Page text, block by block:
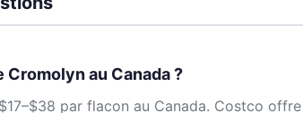
au Canada ?
par flacon au Canada. Costco